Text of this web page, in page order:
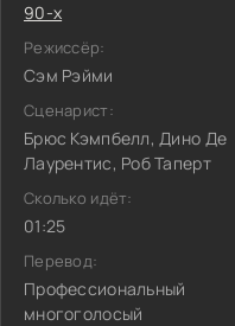
90-х
Режиссёр:
Сэм Рэйми
Сценарист:
Брюс Кэмпбелл, Дино Де
Лаурентис, Роб Таперт
Сколько идёт:
01:25
Перевод:
Профессиональный
многоголосый